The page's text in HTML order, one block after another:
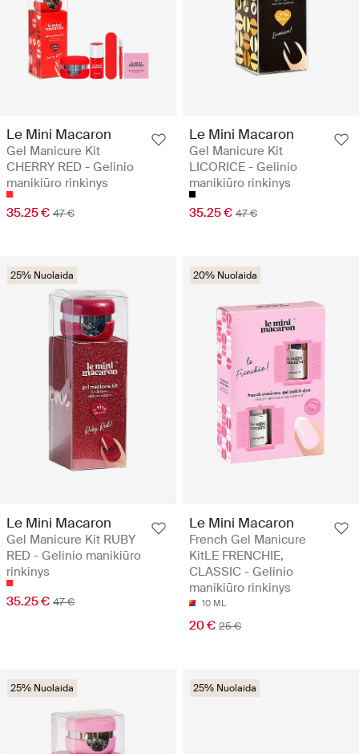
Le Mini Macaron
Gel Manicure Kit
CHERRY RED - Gelinio
manikiūro rinkinys
35.25 € 47 €
Le Mini Macaron
Gel Manicure Kit
LICORICE - Gelinio
manikiūro rinkinys
35.25 € 47 €
25% Nuolaida
Le Mini Macaron
Gel Manicure Kit RUBY
RED - Gelinio manikiūro
rinkinys
35.25 € 47 €
20% Nuolaida
Le Mini Macaron
French Gel Manicure
KitLE FRENCHIE,
CLASSIC - Gelinio
manikiūro rinkinys
10 ML
20 € 25 €
25% Nuolaida 25% Nuolaida